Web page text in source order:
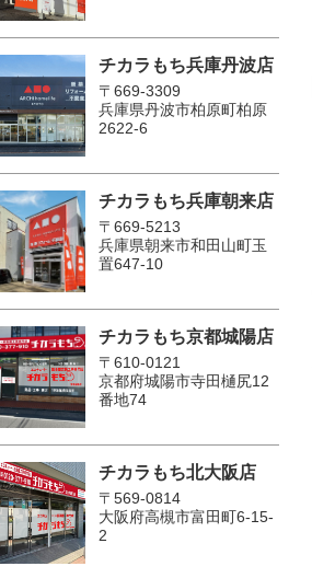
チカラもち兵庫丹波店
〒669-3309
兵庫県丹波市柏原町柏原
2622-6
チカラもち兵庫朝来店
〒669-5213
兵庫県朝来市和田山町玉
置647-10
チカラもち京都城陽店
〒610-0121
京都府城陽市寺田樋尻12
番地74
チカラもち北大阪店
〒569-0814
大阪府高槻市富田町6-15-
2